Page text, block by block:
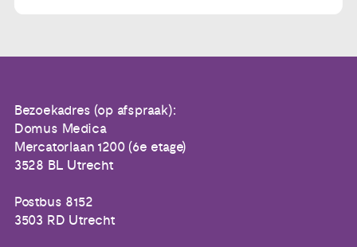
Bezoekadres (op afspraak):
Domus Medica
Mercatorlaan 1200 (6e etage)
3528 BL Utrecht
Postbus 8152
3503 RD Utrecht